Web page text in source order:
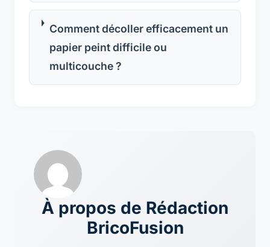
Comment décoller efficacement un
papier peint difficile ou
multicouche ?
À propos de Rédaction
BricoFusion